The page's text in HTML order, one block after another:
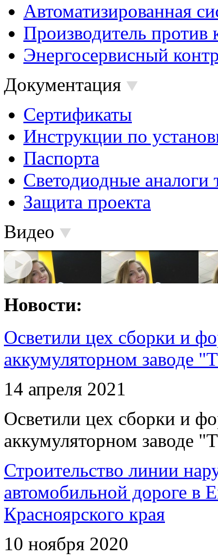
Автоматизированная
Производитель против
Энергосервисный
Документация
Сертификаты
Инструкции по
Паспорта
Светодиодные аналоги
Защита проекта
Видео
Новости:
Осветили цех сборки и
аккумуляторном заводе
14 апреля 2021
Осветили цех сборки и
аккумуляторном заводе
Строительство линии
автомобильной дороге в
Красноярского края
10 ноября 2020